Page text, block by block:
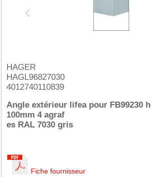
HAGER
HAGL96827030
4012740110839
Angle extérieur lifea pour FB99230
100mm 4 agraf
es RAL 7030 gris
Fiche fournisseur